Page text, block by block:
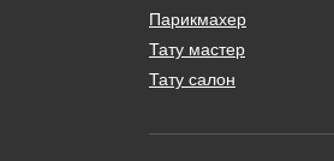
Парикмахер
Тату мастер
Тату салон